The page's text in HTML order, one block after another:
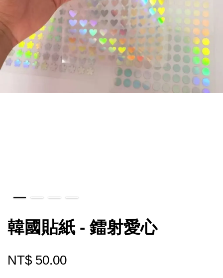
韓國貼紙 - 鐳射愛心
NT$ 50.00